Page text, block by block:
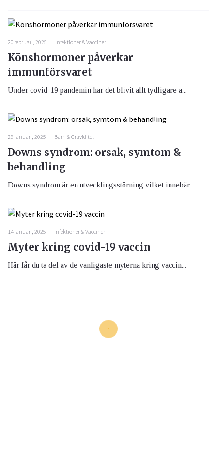
20 februari, 2025 Infektioner & Vacciner
Könshormoner påverkar
immunförsvaret
Under covid-19 pandemin har det blivit allt tydligare a...
29 januari, 2025 Barn & Graviditet
Downs syndrom: orsak, symtom &
behandling
Downs syndrom är en utvecklingsstörning vilket innebär ...
14 januari, 2025 Infektioner & Vacciner
Myter kring covid-19 vaccin
Här får du ta del av de vanligaste myterna kring vaccin...